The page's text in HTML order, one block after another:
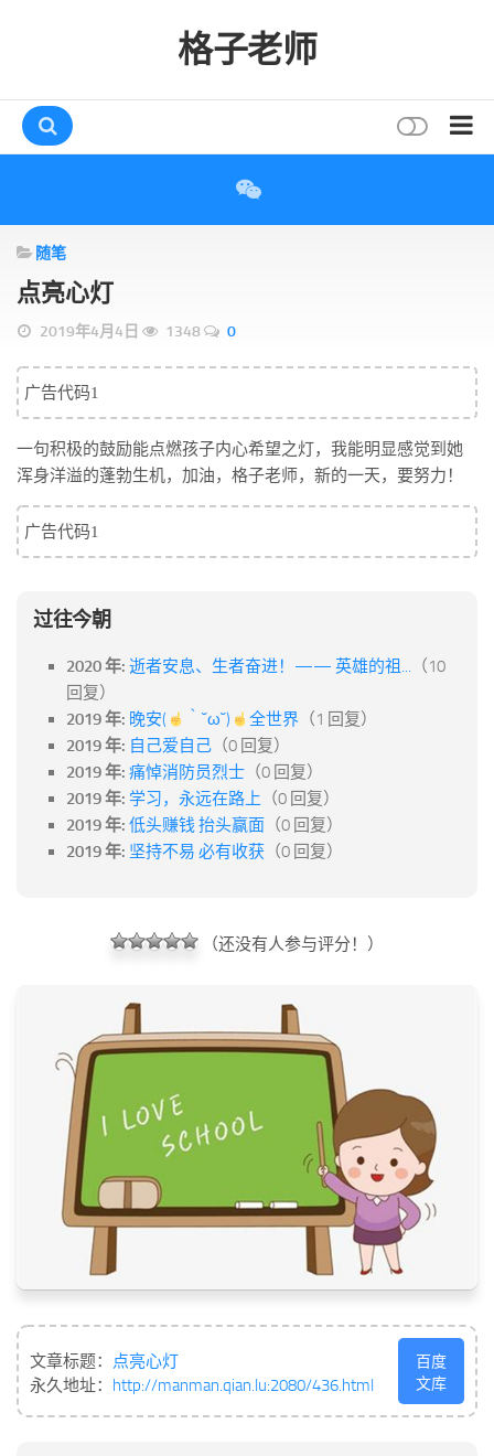
格子老师
互动
评论
打赏
读者
存档
论坛
页面
关于
博客树
精品域名
友情链接
随笔
点亮心灯
2019年4月4日 1348 0
广告代码1
一句积极的鼓励能点燃孩子内心希望之灯，我能明显感觉到她
浑身洋溢的蓬勃生机，加油，格子老师，新的一天，要努力！
广告代码1
过往今朝
2020 年: 逝者安息、生者奋进！—— 英雄的祖... （10
回复）
2019 年: 晚安( ｀˘ω˘) 全世界 （1 回复）
2019 年: 自己爱自己 （0 回复）
2019 年: 痛悼消防员烈士 （0 回复）
2019 年: 学习，永远在路上 （0 回复）
2019 年: 低头赚钱 抬头赢面 （0 回复）
2019 年: 坚持不易 必有收获 （0 回复）
（还没有人参与评分！）
文章标题： 点亮心灯
永久地址： http://manman.qian.lu:2080/436.html
百度
文库